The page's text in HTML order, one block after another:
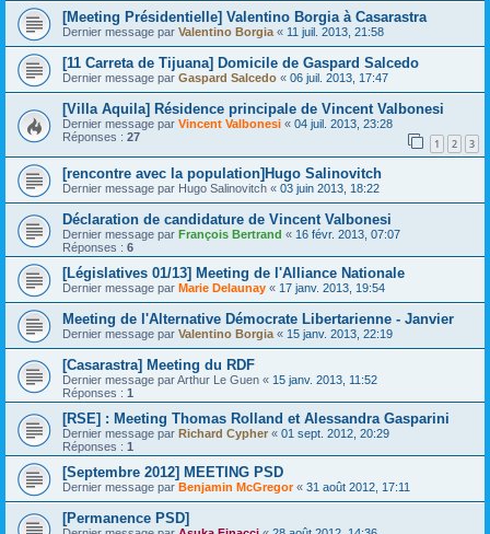
[Meeting Présidentielle] Valentino Borgia à Casarastra
Dernier message par Valentino Borgia « 11 juil. 2013, 21:58
[11 Carreta de Tijuana] Domicile de Gaspard Salcedo
Dernier message par Gaspard Salcedo « 06 juil. 2013, 17:47
[Villa Aquila] Résidence principale de Vincent Valbonesi
Dernier message par Vincent Valbonesi « 04 juil. 2013, 23:28
Réponses : 27 1 2 3
[rencontre avec la population]Hugo Salinovitch
Dernier message par Hugo Salinovitch « 03 juin 2013, 18:22
Déclaration de candidature de Vincent Valbonesi
Dernier message par François Bertrand « 16 févr. 2013, 07:07
Réponses : 6
[Législatives 01/13] Meeting de l'Alliance Nationale
Dernier message par Marie Delaunay « 17 janv. 2013, 19:54
Meeting de l'Alternative Démocrate Libertarienne - Janvier
Dernier message par Valentino Borgia « 15 janv. 2013, 22:19
[Casarastra] Meeting du RDF
Dernier message parArthur Le Guen « 15 janv. 2013, 11:52
Réponses : 1
[RSE] : Meeting Thomas Rolland et Alessandra Gasparini
Dernier message par Richard Cypher « 01 sept. 2012, 20:29
Réponses : 1
[Septembre 2012] MEETING PSD
Dernier message par Benjamin McGregor« 31 août 2012, 17:11
[Permanence PSD]